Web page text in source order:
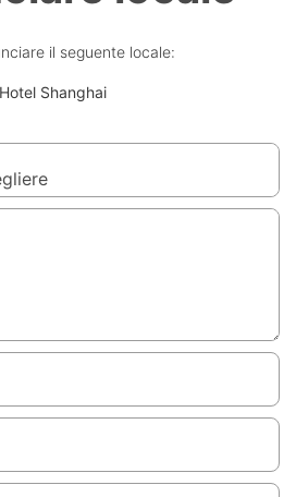
il seguente locale:
Hotel Shanghai